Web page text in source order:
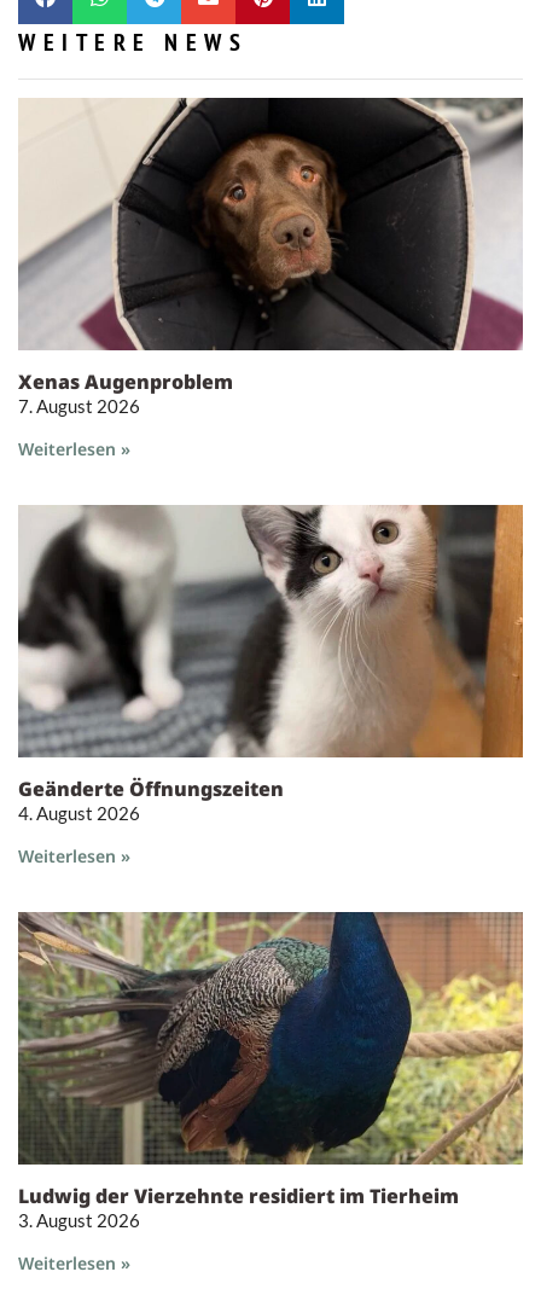
WEITERE NEWS
Xenas Augenproblem
7. August 2026
Weiterlesen »
Geänderte Öffnungszeiten
4. August 2026
Weiterlesen »
Ludwig der Vierzehnte residiert im Tierheim
3. August 2026
Weiterlesen »